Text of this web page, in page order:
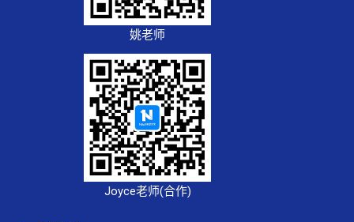
姚老师
Joyce老师(合作)